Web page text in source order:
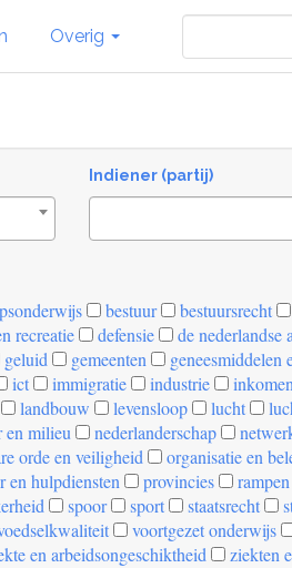
Overig
Indiener (partij)
bestuur bestuursrecht
recreatie defensie de nederlandse
geluid gemeenten
geneesmiddelen
ict immigratie industrie
landbouw levensloop lucht
en milieu nederlanderschap
orde en veiligheid organisatie en
en hulpdiensten provincies rampen
spoor sport staatsrecht
voortgezet onderwijs
en arbeidsongeschiktheid
ziekten